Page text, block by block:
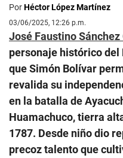
PorHéctor López Martínez
03/06/2025, 12:26 p.m.
José Faustino
personaje histórico del
que Simón Bolívar
revalida su
en la batalla de
Huamachuco, tierra
1787. Desde niño dio
precoz talento que